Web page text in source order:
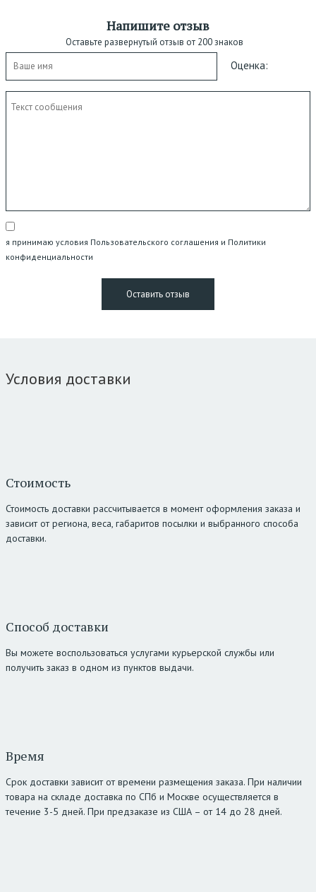
Напишите отзыв
Оставьте развернутый отзыв от 200 знаков
Оценка:
я принимаю условия Пользовательского соглашения и Политики
конфиденциальности
Условия доставки
Стоимость
Стоимость доставки рассчитывается в момент оформления заказа и
зависит от региона, веса, габаритов посылки и выбранного способа
доставки.
Способ доставки
Вы можете воспользоваться услугами курьерской службы или
получить заказ в одном из пунктов выдачи.
Время
Срок доставки зависит от времени размещения заказа. При наличии
товара на складе доставка по СПб и Москве осуществляется в
течение 3-5 дней. При предзаказе из США – от 14 до 28 дней.